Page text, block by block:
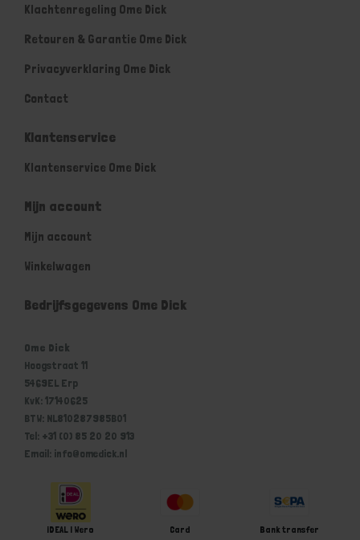
Klachtenregeling Ome Dick
Retouren & Garantie Ome Dick
Privacyverklaring Ome Dick
Contact
Klantenservice
Klantenservice Ome Dick
Mijn account
Mijn account
Winkelwagen
Bedrijfsgegevens Ome Dick
Ome Dick
Hoogstraat 11
5469EL Erp
KvK: 17140625
BTW: NL810287985B01
Tel: +31 (0) 85 20 20 913
Email: info@omedick.nl
iDEAL | Wero Card Bank transfer